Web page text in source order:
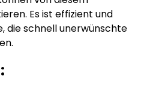
Es ist effizient und
die schnell unerwünschte